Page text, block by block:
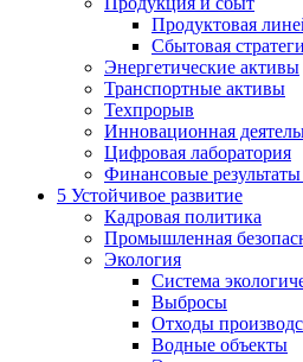
Продуктовая
Сбытовая
Энергетические активы
Транспортные активы
Техпрорыв
Инновационная
Цифровая лаборатория
Финансовые
5 Устойчивое развитие
Кадровая политика
Промышленная
Экология
Система
Выбросы
Отходы
Водные объекты